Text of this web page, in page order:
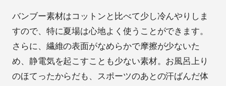
バンブー素材はコットンと比べて少し冷んやりしま
すので、特に夏場は心地よく使うことができます。
さらに、繊維の表面がなめらかで摩擦が少ないた
め、静電気を起こすことも少ない素材。お風呂上り
のほてったからだも、スポーツのあとの汗ばんだ体